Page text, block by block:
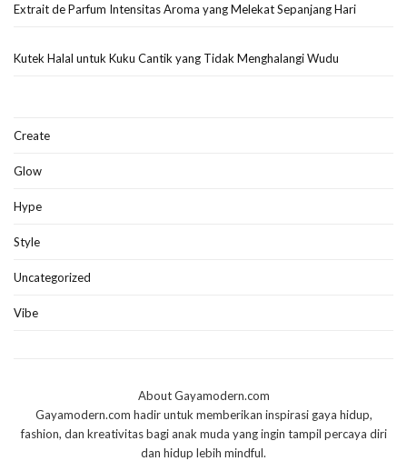
Extrait de Parfum Intensitas Aroma yang Melekat Sepanjang Hari
Kutek Halal untuk Kuku Cantik yang Tidak Menghalangi Wudu
Create
Glow
Hype
Style
Uncategorized
Vibe
About Gayamodern.com
Gayamodern.com hadir untuk memberikan inspirasi gaya hidup,
fashion, dan kreativitas bagi anak muda yang ingin tampil percaya diri
dan hidup lebih mindful.